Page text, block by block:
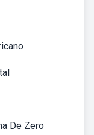
De Zero